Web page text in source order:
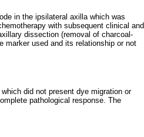
in the ipsilateral axilla which was
with subsequent clinical and
dissection (removal of charcoal-
marker used and its relationship or not
did not present dye migration or
pathological response. The